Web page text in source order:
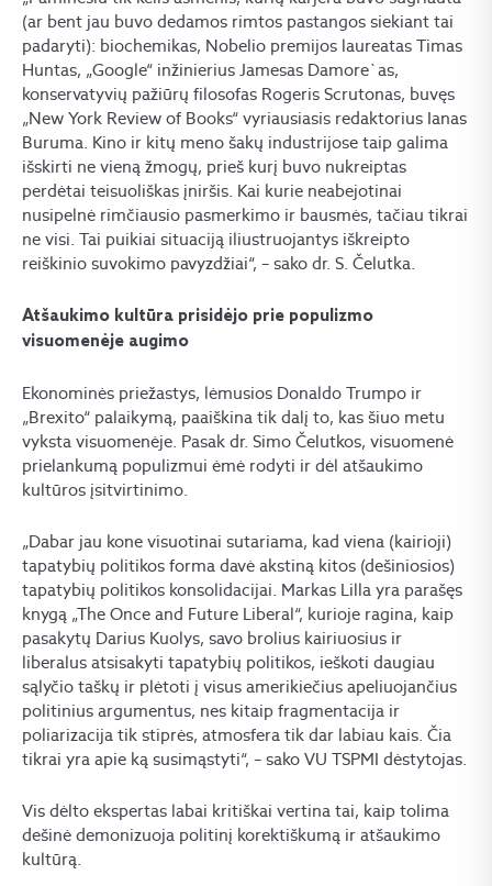
(ar bent jau buvo dedamos rimtos pastangos siekiant tai
padaryti): biochemikas, Nobelio premijos laureatas Timas
Huntas, „Google“ inžinierius Jamesas Damore`as,
konservatyvių pažiūrų filosofas Rogeris Scrutonas, buvęs
„New York Review of Books“ vyriausiasis redaktorius Ianas
Buruma. Kino ir kitų meno šakų industrijose taip galima
išskirti ne vieną žmogų, prieš kurį buvo nukreiptas
perdėtai teisuoliškas įniršis. Kai kurie neabejotinai
nusipelnė rimčiausio pasmerkimo ir bausmės, tačiau tikrai
ne visi. Tai puikiai situaciją iliustruojantys iškreipto
reiškinio suvokimo pavyzdžiai“, – sako dr. S. Čelutka.
Atšaukimo kultūra prisidėjo prie populizmo
visuomenėje augimo
Ekonominės priežastys, lėmusios Donaldo Trumpo ir
„Brexito“ palaikymą, paaiškina tik dalį to, kas šiuo metu
vyksta visuomenėje. Pasak dr. Simo Čelutkos, visuomenė
prielankumą populizmui ėmė rodyti ir dėl atšaukimo
kultūros įsitvirtinimo.
„Dabar jau kone visuotinai sutariama, kad viena (kairioji)
tapatybių politikos forma davė akstiną kitos (dešiniosios)
tapatybių politikos konsolidacijai. Markas Lilla yra parašęs
knygą „The Once and Future Liberal“, kurioje ragina, kaip
pasakytų Darius Kuolys, savo brolius kairiuosius ir
liberalus atsisakyti tapatybių politikos, ieškoti daugiau
sąlyčio taškų ir plėtoti į visus amerikiečius apeliuojančius
politinius argumentus, nes kitaip fragmentacija ir
poliarizacija tik stiprės, atmosfera tik dar labiau kais. Čia
tikrai yra apie ką susimąstyti“, – sako VU TSPMI dėstytojas.
Vis dėlto ekspertas labai kritiškai vertina tai, kaip tolima
dešinė demonizuoja politinį korektiškumą ir atšaukimo
kultūrą.